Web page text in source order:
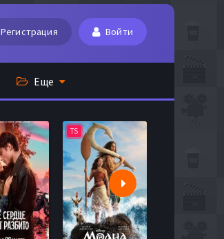
Регистрация Войти
Еще
TS